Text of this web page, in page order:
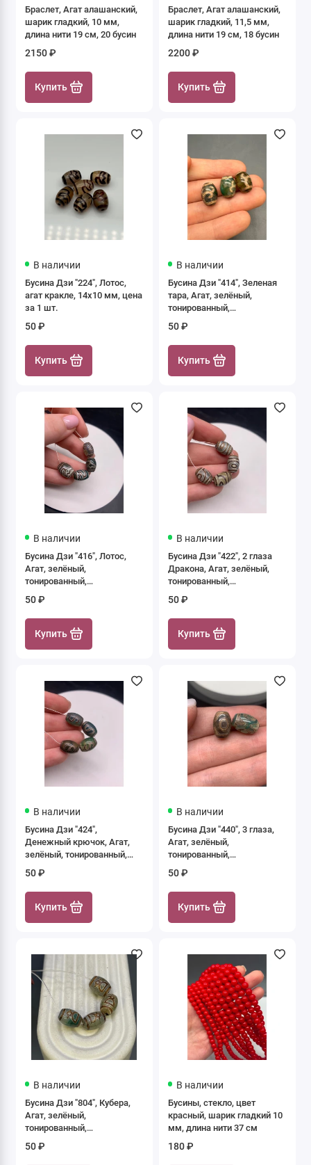
Бусины полнити (19 см)
Гематит (гематин)
Жемчуг искусственный (Майорка)
Жемчуг природный (пресноводный)
Коралл
Кубики в огранке
Кубики гладкие
Лава вулканическая
Матовые бусины
Нестандартные формы
Трубочки, Шайбы, Бублики
Фриформы "Свободные формы"
Цирконий кубический
Показать все
Браслет, Агат алашанский,
шарик гладкий, 10 мм,
длина нити 19 см, 20 бусин
2150 ₽
Купить
Браслет, Агат алашанский,
шарик гладкий, 11,5 мм,
длина нити 19 см, 18 бусин
2200 ₽
Купить
В наличии
Бусина Дзи "224", Лотос,
агат кракле, 14х10 мм, цена
за 1 шт.
50 ₽
Купить
В наличии
Бусина Дзи "414", Зеленая
тара, Агат, зелёный,
тонированный,
мм, цена за 1 шт.
50 ₽
Купить
В наличии
Бусина Дзи "416", Лотос,
Агат, зелёный,
тонированный,
мм, цена за 1 бусину
50 ₽
Купить
В наличии
Бусина Дзи "422", 2 глаза
Дракона, Агат, зелёный,
тонированный,
мм, цена за 1 бусину
50 ₽
Купить
В наличии
Бусина Дзи "424",
Денежный крючок, Агат,
зелёный, тонированный,
мм, цена за 1 шт.
50 ₽
Купить
В наличии
Бусина Дзи "440", 3 глаза,
Агат, зелёный,
тонированный,
мм, цена за 1 шт.
50 ₽
Купить
В наличии
Бусина Дзи "804", Кубера,
Агат, зелёный,
тонированный,
мм, цена за 1 шт.
50 ₽
В наличии
Бусины, стекло, цвет
красный, шарик гладкий 10
мм, длина нити 37 см
180 ₽